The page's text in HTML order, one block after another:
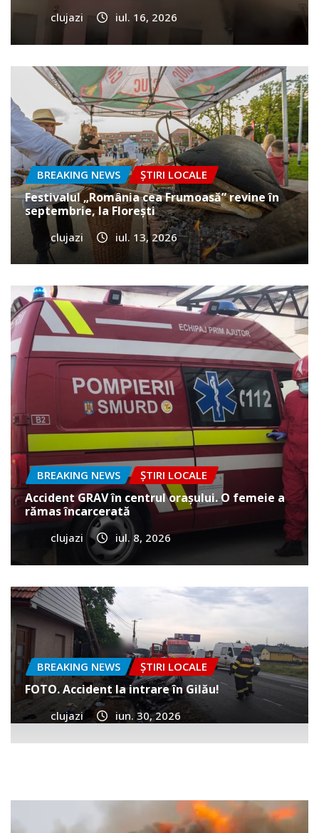
clujazi iul. 16, 2026
BREAKING NEWS ȘTIRI LOCALE
Festivalul „România cea Frumoasă” revine în
septembrie, la Florești
clujazi iul. 13, 2026
BREAKING NEWS ȘTIRI LOCALE
Accident GRAV în centrul orașului. O femeie a
rămas încarcerată
clujazi iul. 8, 2026
BREAKING NEWS ȘTIRI LOCALE
FOTO. Accident la intrare în Gilău!
clujazi iun. 30, 2026